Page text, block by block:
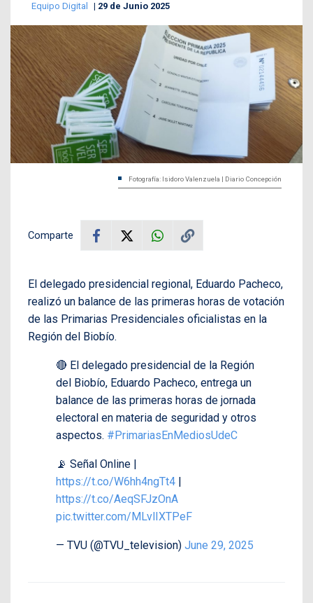
Equipo Digital 29 de Junio 2025
Fotografía: Isidoro Valenzuela | Diario Concepción
Comparte
El delegado presidencial regional, Eduardo Pacheco,
realizó un balance de las primeras horas de votación
de las Primarias Presidenciales oficialistas en la
Región del Biobío.
🔴 El delegado presidencial de la Región
del Biobío, Eduardo Pacheco, entrega un
balance de las primeras horas de jornada
electoral en materia de seguridad y otros
aspectos. #PrimariasEnMediosUdeC
📡 Señal Online |
https://t.co/W6hh4ngTt4 |
https://t.co/AeqSFJzOnA
pic.twitter.com/MLvlIXTPeF
— TVU (@TVU_television) June 29, 2025